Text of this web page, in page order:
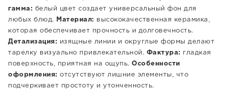
гамма: белый цвет создает универсальный фон для
любых блюд.
Материал:
высококачественная керамика,
которая обеспечивает прочность и долговечность.
Детализация: изящные линии и округлые формы делают
тарелку визуально привлекательной. Фактура:
гладкая
поверхность, приятная на ощупь. Особенности
оформления: отсутствуют лишние элементы, что
подчеркивает простоту и утонченность.